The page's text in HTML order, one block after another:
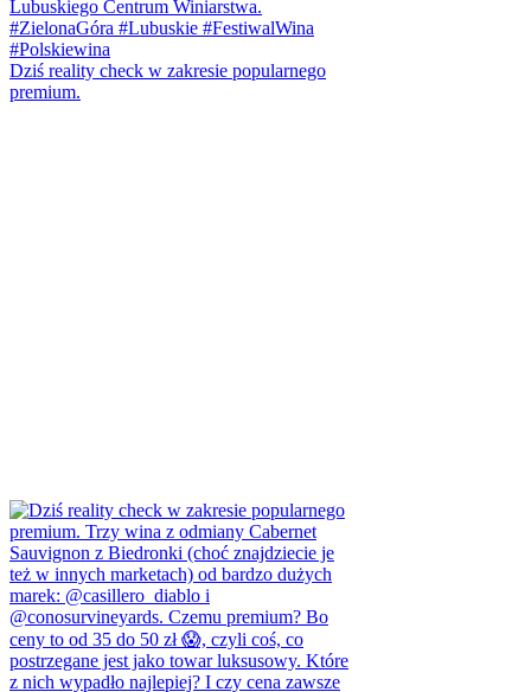
Dziś reality check w zakresie popularnego
premium.